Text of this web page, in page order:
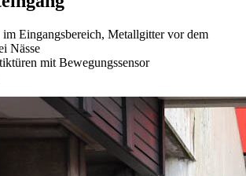
Eingangsbereich, Metallgitter vor dem
Nässe
mit Bewegungssensor